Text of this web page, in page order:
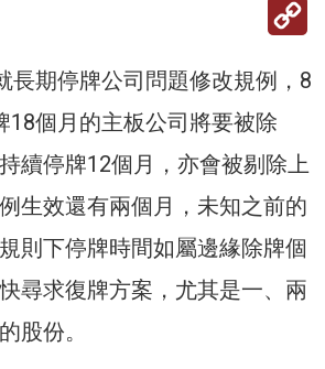
長期停牌公司問題修改規例，8
18個月的主板公司將要被除
續停牌12個月，亦會被剔除上
生效還有兩個月，未知之前的
則下停牌時間如屬邊緣除牌個
尋求復牌方案，尤其是一、兩
股份。